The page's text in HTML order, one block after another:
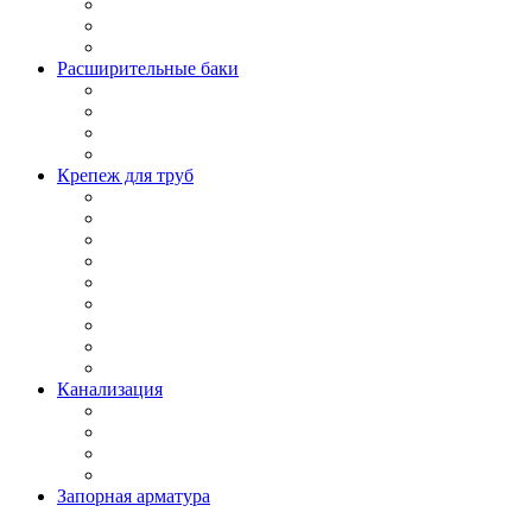
Расширительные баки
Крепеж для труб
Канализация
Запорная арматура